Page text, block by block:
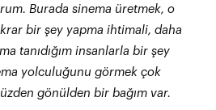
Burada sinema üretmek, o
bir şey yapma ihtimali, daha
tanıdığım insanlarla bir şey
yolculuğunu görmek çok
gönülden bir bağım var.